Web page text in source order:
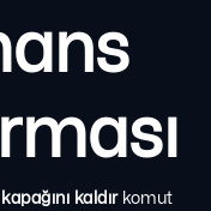
kaldırkomut